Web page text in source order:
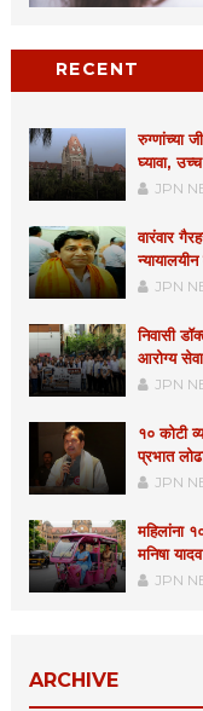
RECENT
रुग्णांच्या
घ्यावा,
JPN
वारंवार
JPN
निवासी
आरोग्य
JPN
१० कोटी
प्रभात
JPN
महिलांना
मनिषा
JPN
ARCHIVE